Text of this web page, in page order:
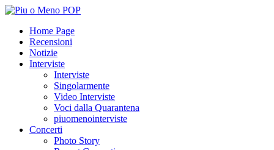
Home Page
Recensioni
Notizie
Interviste
Interviste
Singolarmente
Video Interviste
Voci dalla Quarantena
piuomenointerviste
Concerti
Photo Story